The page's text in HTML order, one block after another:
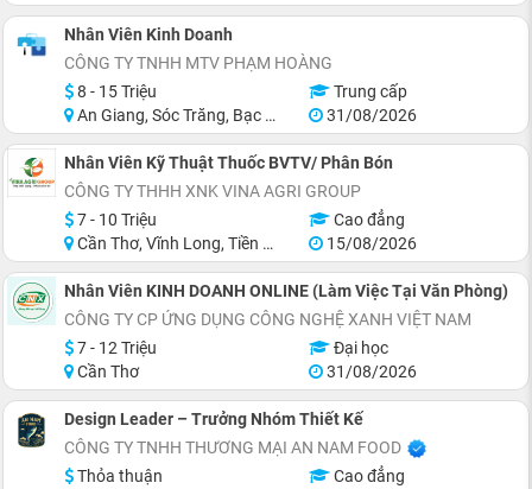
Nhân Viên Kinh Doanh
CÔNG TY TNHH MTV PHẠM HOÀNG
8 - 15 Triệu
Trung cấp
An Giang, Sóc Trăng, Bạc Liêu, Cà Mau, Trà Vinh, Miền Nam
31/08/2026
Nhân Viên Kỹ Thuật Thuốc BVTV/ Phân Bón
CÔNG TY THHH XNK VINA AGRI GROUP
7 - 10 Triệu
Cao đẳng
Cần Thơ, Vĩnh Long, Tiền Giang
15/08/2026
Nhân Viên KINH DOANH ONLINE (Làm Việc Tại Văn Phòng)
CÔNG TY CP ỨNG DỤNG CÔNG NGHỆ XANH VIỆT NAM
7 - 12 Triệu
Đại học
Cần Thơ
31/08/2026
Design Leader – Trưởng Nhóm Thiết Kế
CÔNG TY TNHH THƯƠNG MẠI AN NAM FOOD
Thỏa thuận
Cao đẳng